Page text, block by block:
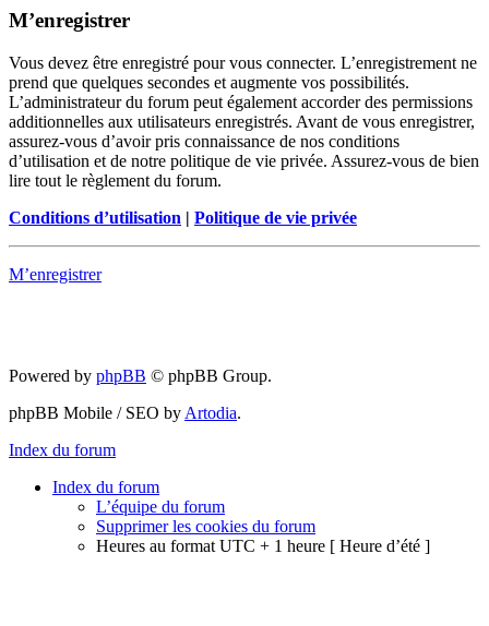
M’enregistrer
Vous devez être enregistré pour vous connecter. L’enregistrement ne
prend que quelques secondes et augmente vos possibilités.
L’administrateur du forum peut également accorder des permissions
additionnelles aux utilisateurs enregistrés. Avant de vous enregistrer,
assurez-vous d’avoir pris connaissance de nos conditions
d’utilisation et de notre politique de vie privée. Assurez-vous de bien
lire tout le règlement du forum.
Conditions d’utilisation | Politique de vie privée
M’enregistrer
Powered by phpBB © phpBB Group.
phpBB Mobile / SEO by Artodia.
Index du forum
Index du forum
L’équipe du forum
Supprimer les cookies du forum
Heures au format UTC + 1 heure [ Heure d’été ]